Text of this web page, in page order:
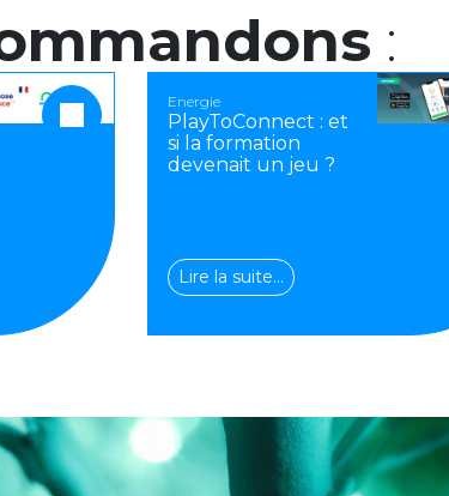
:
Energie
PlayToConnect : et
si la formation
devenait un jeu ?
Lire la suite…